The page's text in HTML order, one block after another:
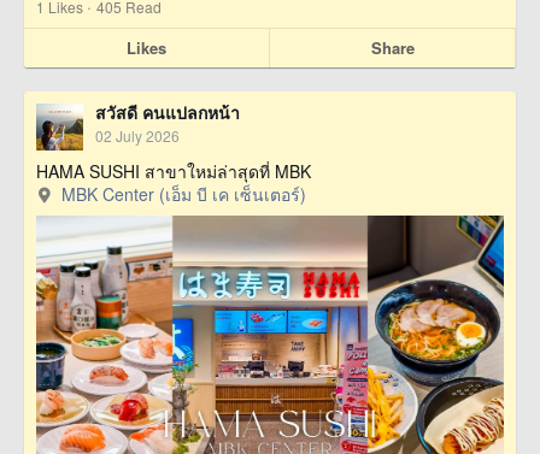
1 Likes · 405 Read
Likes Share
สวัสดี คนแปลกหน้า
02 July 2026
HAMA SUSHI สาขาใหม่ล่าสุดที่ MBK
MBK Center (เอ็ม บี เค เซ็นเตอร์)